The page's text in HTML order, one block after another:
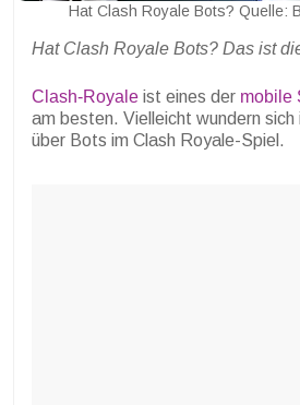
Hat Clash Royale Bots? Quelle:
Hat Clash Royale Bots? Das ist
Clash-Royale ist eines der mobile
am besten. Vielleicht wundern sich
über Bots im Clash Royale-Spiel.